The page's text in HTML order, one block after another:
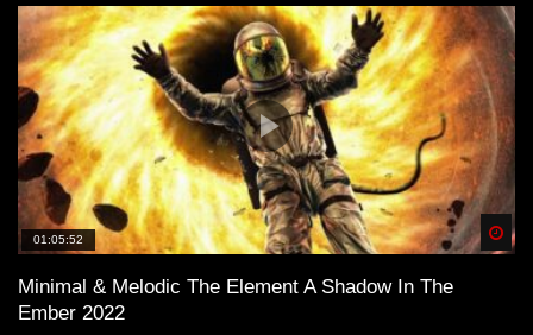
01:05:52
Minimal & Melodic The Element A Shadow In The
Ember 2022